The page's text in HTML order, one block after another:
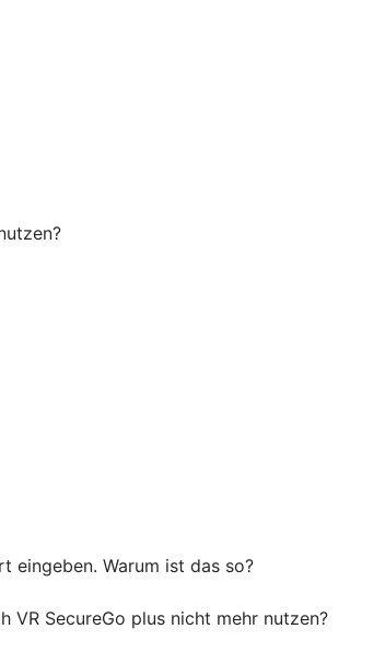
eingeben. Warum ist das so?
VR SecureGo plus nicht mehr nutzen?